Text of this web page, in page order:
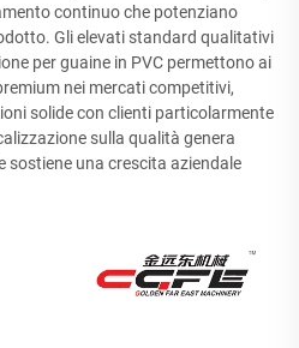
continuo che potenziano
Gli elevati standard qualitativi
per guaine in PVC permettono ai
nei mercati competitivi,
solide con clienti particolarmente
sulla qualità genera
una crescita aziendale